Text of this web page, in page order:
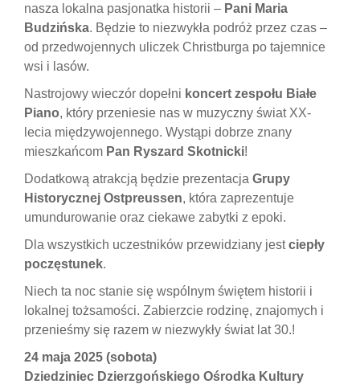
nasza lokalna pasjonatka historii – Pani Maria
Budzińska. Będzie to niezwykła podróż przez czas –
od przedwojennych uliczek Christburga po tajemnice
wsi i lasów.
Nastrojowy wieczór dopełni koncert zespołu Białe
Piano, który przeniesie nas w muzyczny świat XX-
lecia międzywojennego. Wystąpi dobrze znany
mieszkańcom Pan Ryszard Skotnicki!
Dodatkową atrakcją będzie prezentacja Grupy
Historycznej Ostpreussen, która zaprezentuje
umundurowanie oraz ciekawe zabytki z epoki.
Dla wszystkich uczestników przewidziany jestciepły
poczęstunek.
Niech ta noc stanie się wspólnym świętem historii i
lokalnej tożsamości. Zabierzcie rodzinę, znajomych i
przenieśmy się razem w niezwykły świat lat 30.!
24 maja 2025 (sobota)
Dziedziniec Dzierzgońskiego Ośrodka Kultury